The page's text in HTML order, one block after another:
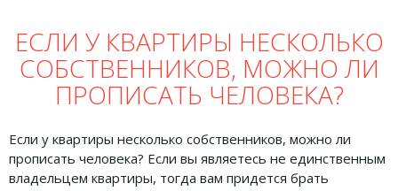
ЕСЛИ У КВАРТИРЫ НЕСКОЛЬКО
СОБСТВЕННИКОВ, МОЖНО ЛИ
ПРОПИСАТЬ ЧЕЛОВЕКА?
Если у квартиры несколько собственников, можно ли
прописать человека? Если вы являетесь не единственным
владельцем квартиры, тогда вам придется брать